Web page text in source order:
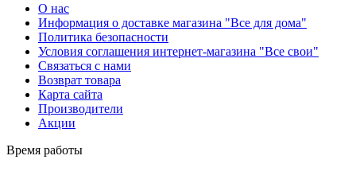
О нас
Информация о доставке магазина "Все для дома"
Политика безопасности
Условия соглашения интернет-магазина "Все свои"
Связаться с нами
Возврат товара
Карта сайта
Производители
Акции
Время работы